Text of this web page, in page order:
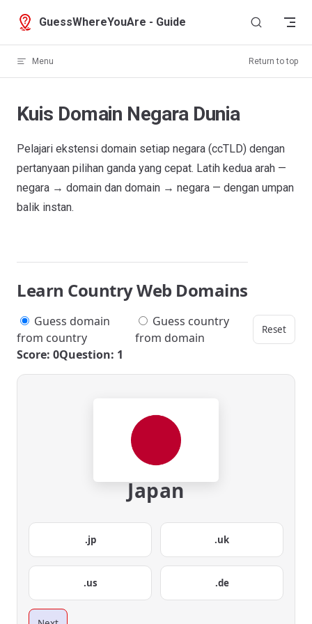
Skip to content
GuessWhereYouAre - Guide
Menu Return to top
Kuis Domain Negara Dunia
Pelajari ekstensi domain setiap negara (ccTLD) dengan
pertanyaan pilihan ganda yang cepat. Latih kedua arah —
negara → domain dan domain → negara — dengan umpan
balik instan.
Learn Country Web Domains
Guess domain
from country
Guess country
from domain
Reset
Score: 0Question: 1
Japan
.jp .uk
.us .de